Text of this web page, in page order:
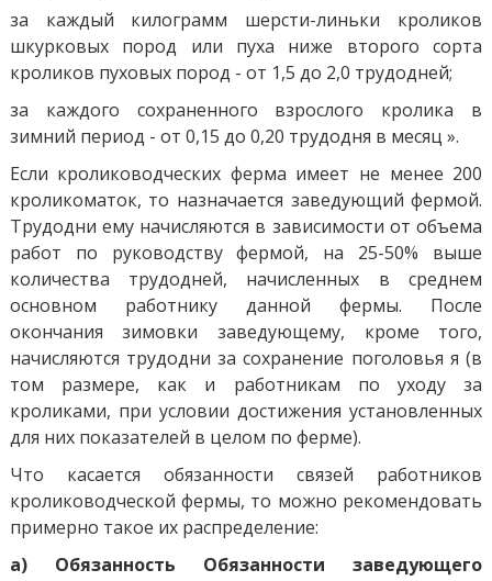
за каждый килограмм шерсти-линьки кроликов
шкурковых пород или пуха ниже второго сорта
кроликов пуховых пород - от 1,5 до 2,0 трудодней;
за каждого сохраненного взрослого кролика в
зимний период - от 0,15 до 0,20 трудодня в месяц ».
Если кролиководческих ферма имеет не менее 200
кроликоматок, то назначается заведующий фермой.
Трудодни ему начисляются в зависимости от объема
работ по руководству фермой, на 25-50% выше
количества трудодней, начисленных в среднем
основном работнику данной фермы. После
окончания зимовки заведующему, кроме того,
начисляются трудодни за сохранение поголовья я (в
том размере, как и работникам по уходу за
кроликами, при условии достижения установленных
для них показателей в целом по ферме).
Что касается обязанности связей работников
кролиководческой фермы, то можно рекомендовать
примерно такое их распределение:
а) Обязанность Обязанности заведующего